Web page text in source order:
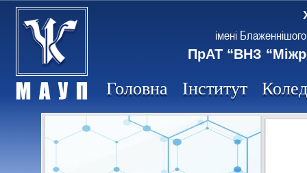
імені
ПрАТ “ВНЗ
Головна Інститут